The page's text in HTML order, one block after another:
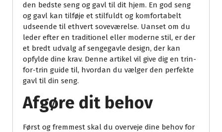
den bedste seng og gavl til dit hjem. En god seng
og gavl kan tilføje et stilfuldt og komfortabelt
udseende til ethvert soveværelse. Uanset om du
leder efter en traditionel eller moderne stil, er der
et bredt udvalg af sengegavle design, der kan
opfylde dine krav. Denne artikel vil give dig en trin-
for-trin guide til, hvordan du vælger den perfekte
gavl til din seng.
Afgøre dit behov
Først og fremmest skal du overveje dine behov for